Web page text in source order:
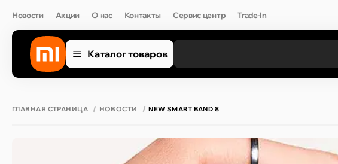
Новости Акции О нас Контакты Сервис центр Trade-In
Каталог товаров
ГЛАВНАЯ СТРАНИЦА НОВОСТИ NEW SMART BAND 8